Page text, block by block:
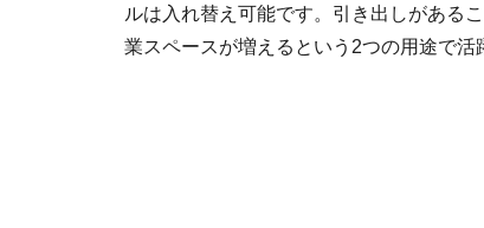
ルは入れ替え可能です。引き出しがある
業スペースが増えるという2つの用途で活